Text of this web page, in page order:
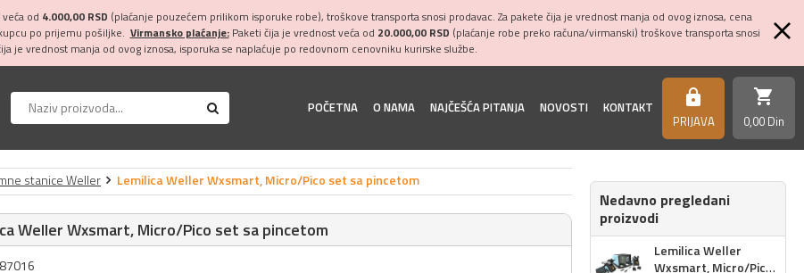
od 4.000,00 RSD (plaćanje pouzećem prilikom isporuke robe), troškove transporta snosi prodavac. Za pakete čija je vrednost manja od ovog iznosa, cena
po prijemu pošiljke. Virmansko plaćanje:Paketi čija je vrednost veća od 20.000,00 RSD (plaćanje robe preko računa/virmanski) troškove transporta snosi
je vrednost manja od ovog iznosa, isporuka se naplaćuje po redovnom cenovniku kurirske službe.
POČETNA O NAMA NAJČEŠĆA PITANJA NOVOSTI KONTAKT https
PRIJAVA
shopping_cart
0,00 Din
stanice Weller Lemilica Weller Wxsmart, Micro/Pico set sa pincetom
Weller Wxsmart, Micro/Pico set sa pincetom
Nedavno pregledani
proizvodi
Lemilica Weller
Wxsmart, Micro/Pico